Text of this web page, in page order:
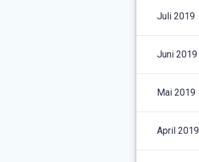
Juli 2019
Juni 2019
Mai 2019
April 2019